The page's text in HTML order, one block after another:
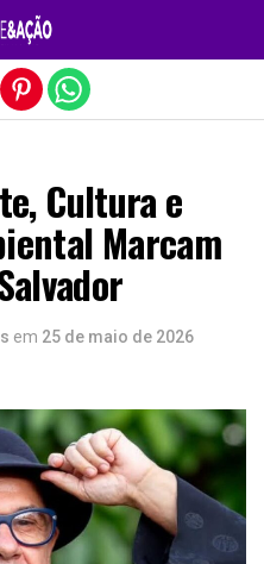
Cultura e
Marcam
em 25 de maio de 2026
mobile